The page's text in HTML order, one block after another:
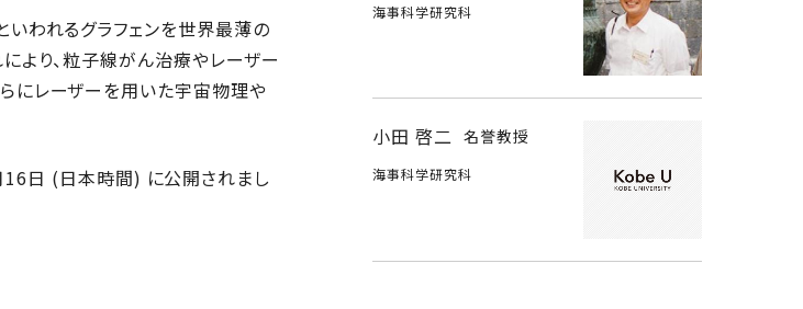
われるグラフェンを世界最薄の
より、粒子線がん治療やレーザー
にレーザーを用いた宇宙物理や
16日 (日本時間) に公開されまし
海事科学研究科
小田 啓二 名誉教授
海事科学研究科